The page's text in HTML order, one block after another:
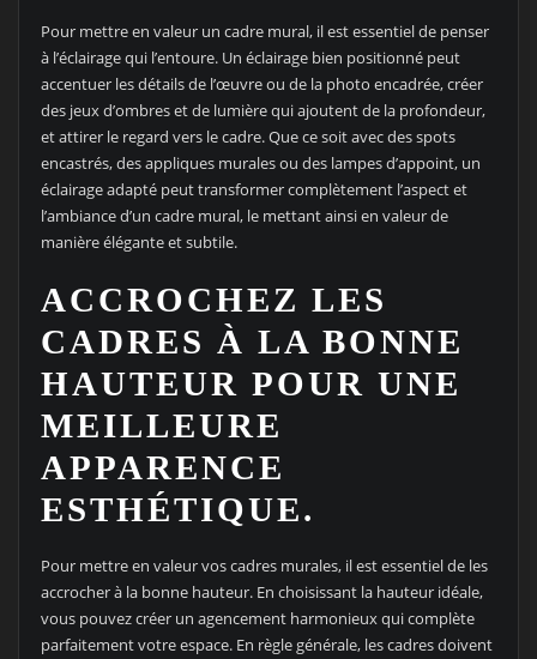
Pour mettre en valeur un cadre mural, il est essentiel de penser
à l’éclairage qui l’entoure. Un éclairage bien positionné peut
accentuer les détails de l’œuvre ou de la photo encadrée, créer
des jeux d’ombres et de lumière qui ajoutent de la profondeur,
et attirer le regard vers le cadre. Que ce soit avec des spots
encastrés, des appliques murales ou des lampes d’appoint, un
éclairage adapté peut transformer complètement l’aspect et
l’ambiance d’un cadre mural, le mettant ainsi en valeur de
manière élégante et subtile.
ACCROCHEZ LES
CADRES À LA BONNE
HAUTEUR POUR UNE
MEILLEURE
APPARENCE
ESTHÉTIQUE.
Pour mettre en valeur vos cadres murales, il est essentiel de les
accrocher à la bonne hauteur. En choisissant la hauteur idéale,
vous pouvez créer un agencement harmonieux qui complète
parfaitement votre espace. En règle générale, les cadres doivent